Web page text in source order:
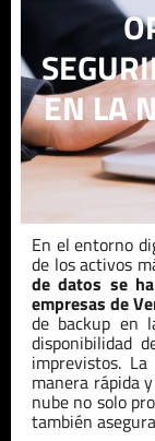
EN LA
En el entorno
de los activos
de datos se
empresas de
de backup en
disponibilidad
imprevistos.
manera rápida
nube no solo
también